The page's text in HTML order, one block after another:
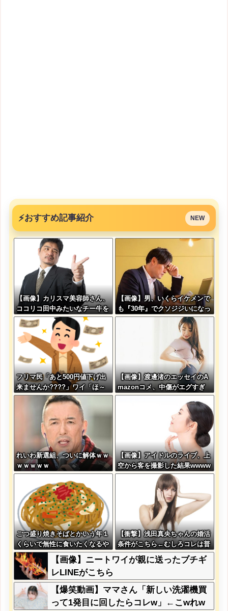
⚡おすすめ記事紹介 NEW
【画像】カリスマ美容師さん、
ココリコ田中みたいなチー牛を
大変身させた結果がこちらw w
w w w w w w w w w
【画像】男、いくらイケメンで
も『30年』でクソジジいになっ
てしまう
フリマ民「あと500円値下げ出
来ませんか????」ワイ「ほ～
い購入ｗ」
【画像】渡邊渚のエッセイのA
mazonコメ、中傷がエグすぎ
る
れいわ新選組、ついに解体ｗｗ
ｗｗｗｗｗ
【画像】アイドルのライブ、上
空から客を撮影した結果wwww
www
ごつ盛り焼きそばとかいう年１
くらいで無性に食いたくなるや
つｗｗｗｗｗｗｗｗ
【衝撃】浅田真央ちゃんの婚活
条件がこちら←むしろコレは普
通じゃね？w w w w w w w w
【画像】ニートワイが親に送ったブチギ
レLINEがこちら
【爆笑動画】ママさん「新しい洗濯機買
って1発目に回したらコレw」←こwれw